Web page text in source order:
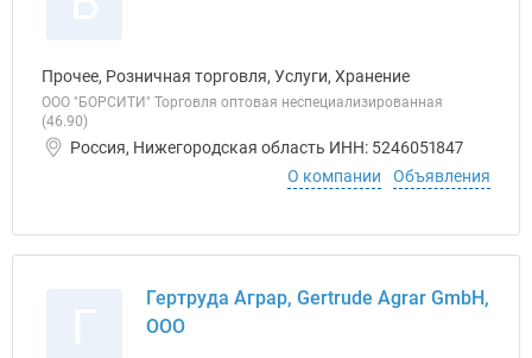
Прочее, Розничная торговля, Услуги, Хранение
ООО "БОРСИТИ" Торговля оптовая неспециализированная
(46.90)
Россия, Нижегородская область ИНН: 5246051847
О компании
Объявления
Гертруда Аграр, Gertrude Agrar GmbH,
ООО